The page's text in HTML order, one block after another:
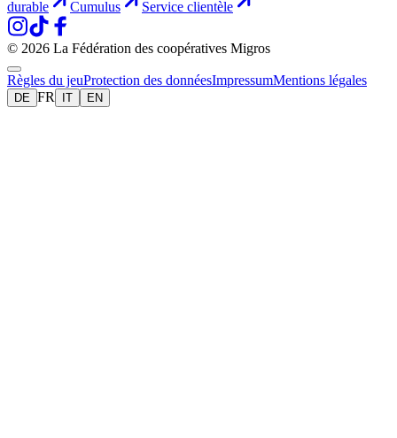
durable
Cumulus Service clientèle
© 2026 La Fédération des coopératives Migros
Règles du jeuProtection des donnéesImpressumMentions légales
DE FR IT EN